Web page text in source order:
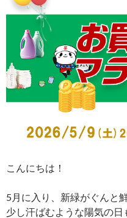
こんにちは！
5月に入り、新緑がぐんと
少し汗ばむような陽気の